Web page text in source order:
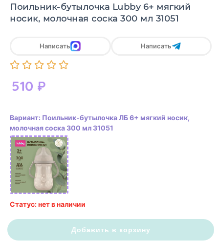
Поильник-бутылочка Lubby 6+ мягкий
носик, молочная соска 300 мл 31051
510 ₽
Написать Написать
Вариант: Поильник-бутылочка ЛБ 6+ мягкий носик,
молочная соска 300 мл 31051
Статус: нет в наличии
Добавить в корзину